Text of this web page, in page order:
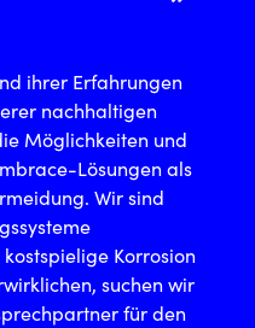
ihrer Erfahrungen
nachhaltigen
Möglichkeiten und
Lösungen als
Wir sind
Korrosion
suchen wir
für den